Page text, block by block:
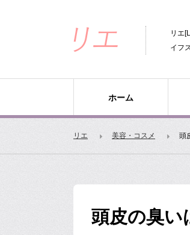
リエ
イフ
ホーム
リエ 美容・コスメ 頭
頭皮の臭い